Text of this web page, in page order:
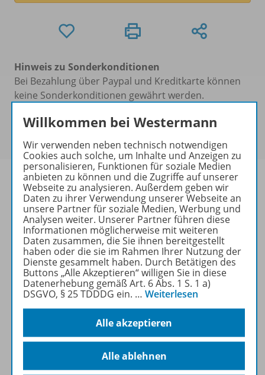
Hinweis zu Sonderkonditionen
Bei Bezahlung über Paypal und Kreditkarte können
keine Sonderkonditionen gewährt werden.
Um den für Sie gültigen Preis zu sehen,melden Sie
Informationen
Beschreibung
Weitere Inhalte der Ausgabe
Willkommen bei Westermann
Wir verwenden neben technisch notwendigen
Cookies auch solche, um Inhalte und Anzeigen zu
personalisieren, Funktionen für soziale Medien
anbieten zu können und die Zugriffe auf unserer
Webseite zu analysieren. Außerdem geben wir
Daten zu ihrer Verwendung unserer Webseite an
unsere Partner für soziale Medien, Werbung und
Analysen weiter. Unserer Partner führen diese
Informationen möglicherweise mit weiteren
Daten zusammen, die Sie ihnen bereitgestellt
haben oder die sie im Rahmen Ihrer Nutzung der
Dienste gesammelt haben. Durch Betätigen des
Buttons „Alle Akzeptieren“ willigen Sie in diese
Datenerhebung gemäß Art. 6 Abs. 1 S. 1 a)
DSGVO, § 25 TDDDG ein. … Weiterlesen
Alle akzeptieren
Alle ablehnen